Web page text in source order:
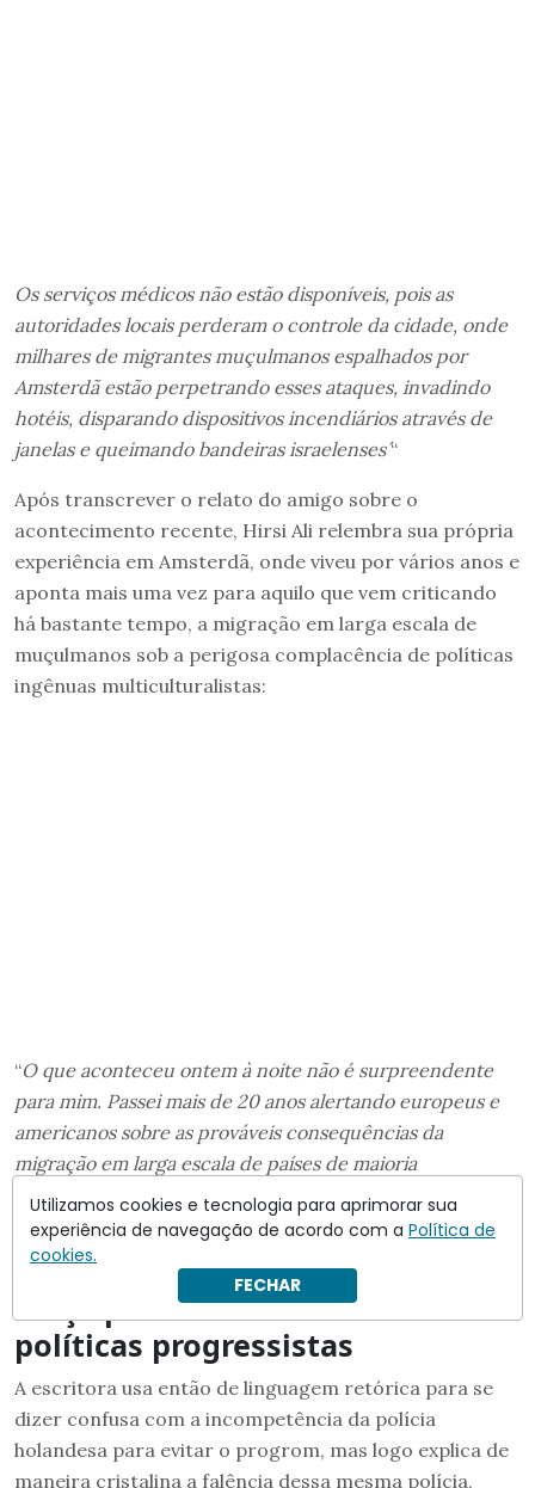
Os serviços médicos não estão disponíveis, pois as
autoridades locais perderam o controle da cidade, onde
milhares de migrantes muçulmanos espalhados por
Amsterdã estão perpetrando esses ataques, invadindo
hotéis, disparando dispositivos incendiários através de
janelas e queimando bandeiras israelenses´“
Após transcrever o relato do amigo sobre o
acontecimento recente, Hirsi Ali relembra sua própria
experiência em Amsterdã, onde viveu por vários anos e
aponta mais uma vez para aquilo que vem criticando
há bastante tempo, a migração em larga escala de
muçulmanos sob a perigosa complacência de políticas
ingênuas multiculturalistas:
“O que aconteceu ontem à noite não é surpreendente
para mim. Passei mais de 20 anos alertando europeus e
americanos sobre as prováveis consequências da
migração em larga escala de países de maioria
muçulmana, especialmente quando combinada com
políticas ingênuas de multiculturalismo, em vez de
integração e assimilação.
Força policial em Amsterdã e as
políticas progressistas
A escritora usa então de linguagem retórica para se
dizer confusa com a incompetência da polícia
holandesa para evitar o progrom, mas logo explica de
maneira cristalina a falência dessa mesma polícia,
Utilizamos cookies e tecnologia para aprimorar sua
experiência de navegação de acordo com a Política de
cookies.
FECHAR